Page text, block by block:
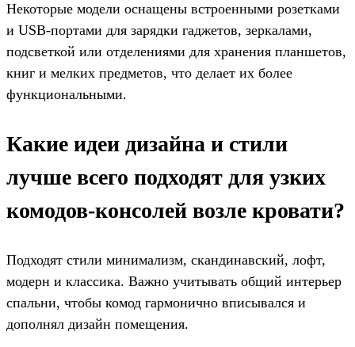
Некоторые модели оснащены встроенными розетками
и USB-портами для зарядки гаджетов, зеркалами,
подсветкой или отделениями для хранения планшетов,
книг и мелких предметов, что делает их более
функциональными.
Какие идеи дизайна и стили
лучше всего подходят для узких
комодов-консолей возле кровати?
Подходят стили минимализм, скандинавский, лофт,
модерн и классика. Важно учитывать общий интерьер
спальни, чтобы комод гармонично вписывался и
дополнял дизайн помещения.